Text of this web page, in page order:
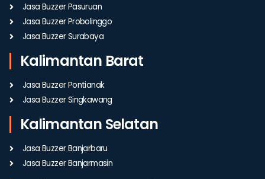
Jasa Buzzer Pasuruan
Jasa Buzzer Probolinggo
Jasa Buzzer Surabaya
Kalimantan Barat
Jasa Buzzer Pontianak
Jasa Buzzer Singkawang
Kalimantan Selatan
Jasa Buzzer Banjarbaru
Jasa Buzzer Banjarmasin